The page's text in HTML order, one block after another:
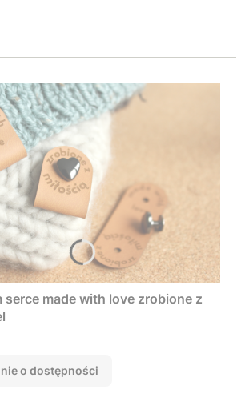
serce made with love zrobione z
o dostępności